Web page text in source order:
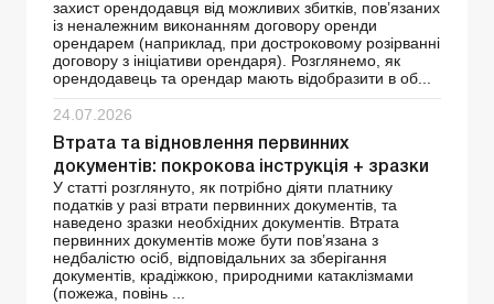
захист орендодавця від можливих збитків, пов’язаних
із неналежним виконанням договору оренди
орендарем (наприклад, при достроковому розірванні
договору з ініціативи орендаря). Розглянемо, як
орендодавець та орендар мають відобразити в об...
24.07.2026
Втрата та відновлення первинних
документів: покрокова інструкція + зразки
У статті розглянуто, як потрібно діяти платнику
податків у разі втрати первинних документів, та
наведено зразки необхідних документів. Втрата
первинних документів може бути пов’язана з
недбалістю осіб, відповідальних за зберігання
документів, крадіжкою, природними катаклізмами
(пожежа, повінь ...